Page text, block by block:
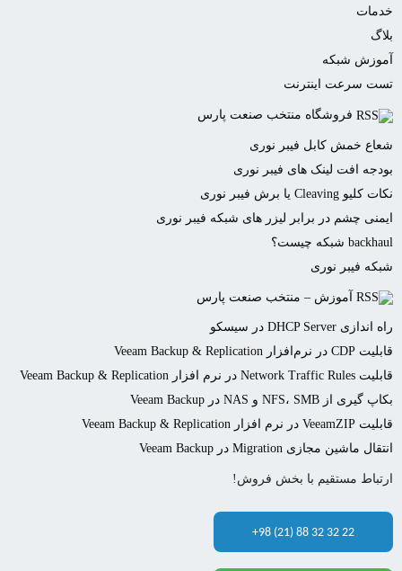
خدمات
بلاگ
آموزش شبکه
تست سرعت اینترنت
فروشگاه منتخب صنعت پارس
شعاع خمش کابل فیبر نوری
بودجه افت لینک های فیبر نوری
نکات کلیو Cleaving یا برش فیبر نوری
ایمنی چشم در برابر لیزر های شبکه فیبر نوری
backhaul شبکه چیست؟
شبکه فیبر نوری
آموزش – منتخب صنعت پارس
راه اندازی DHCP Server در سیسکو
قابلیت CDP در نرم‌افزار Veeam Backup & Replication
قابلیت Network Traffic Rules در نرم افزار Veeam Backup & Replication
بکاپ گیری از NFS، SMB و NAS در Veeam Backup
قابلیت VeeamZIP در نرم افزار Veeam Backup & Replication
انتقال ماشین مجازی Migration در Veeam Backup
ارتباط مستقیم با بخش فروش!
+98 (21) 88 32 32 22